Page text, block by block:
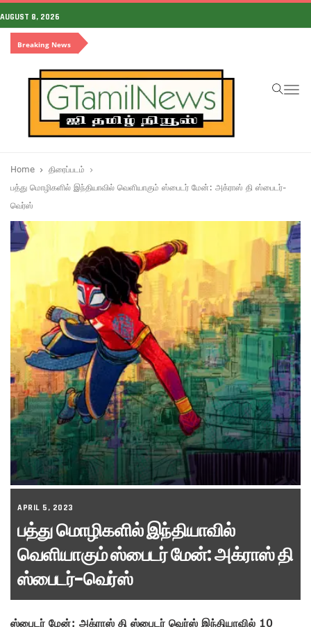
AUGUST 8, 2026
Breaking News
Home
திரைப்படம்
பத்து மொழிகளில் இந்தியாவில் வெளியாகும் ஸ்பைடர் மேன்: அக்ராஸ் தி ஸ்பைடர்-
வெர்ஸ்
APRIL 5, 2023
பத்து மொழிகளில் இந்தியாவில்
வெளியாகும் ஸ்பைடர் மேன்: அக்ராஸ் தி
ஸ்பைடர்-வெர்ஸ்
ஸ்பைடர் மேன்: அக்ராஸ் தி ஸ்பைடர் வெர்ஸ் இந்தியாவில் 10